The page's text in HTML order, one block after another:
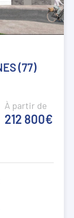
(77)
À partir de
212 800€